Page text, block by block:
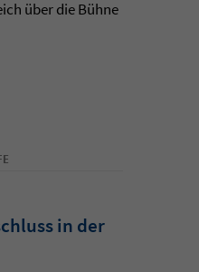
über die Bühne
in der